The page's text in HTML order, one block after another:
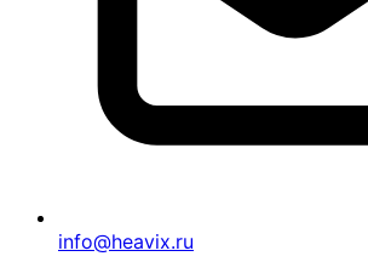
info@heavix.ru